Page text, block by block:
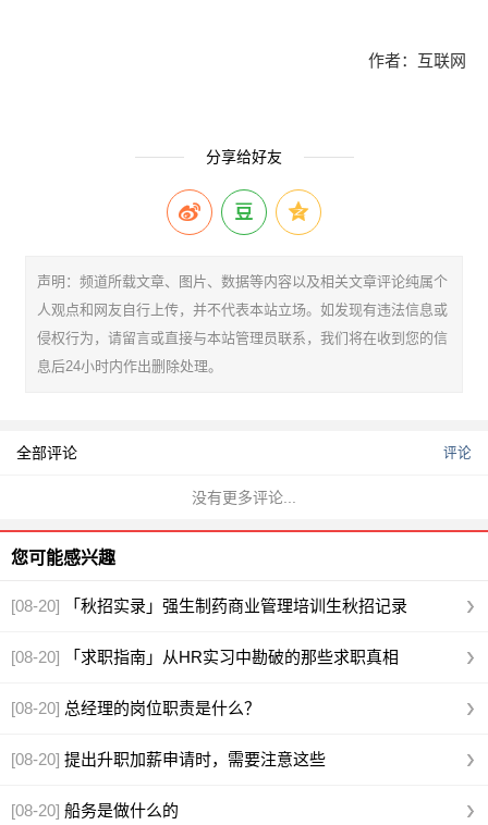
作者：互联网
分享给好友
声明：频道所载文章、图片、数据等内容以及相关文章评论纯属个
人观点和网友自行上传，并不代表本站立场。如发现有违法信息或
侵权行为，请留言或直接与本站管理员联系，我们将在收到您的信
息后24小时内作出删除处理。
全部评论 评论
没有更多评论...
您可能感兴趣
[08-20] 「秋招实录」强生制药商业管理培训生秋招记录
[08-20] 「求职指南」从HR实习中勘破的那些求职真相
[08-20] 总经理的岗位职责是什么？
[08-20] 提出升职加薪申请时，需要注意这些
[08-20] 船务是做什么的